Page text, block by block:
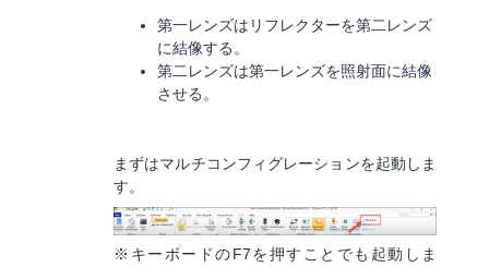
第一レンズはリフレクターを第二レンズ
に結像する。
第二レンズは第一レンズを照射面に結像
させる。
まずはマルチコンフィグレーションを起動しま
す。
※キーボードのF7を押すことでも起動しま